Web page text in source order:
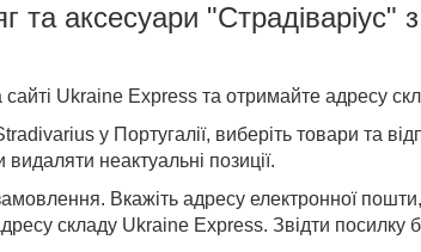
та аксесуари "Страдіваріус" з
сайті Ukraine Express та отримайте адресу
у Португалії, виберіть товари та
видаляти неактуальні позиції.
Вкажіть адресу електронної пошти,
складу Ukraine Express. Звідти посилку